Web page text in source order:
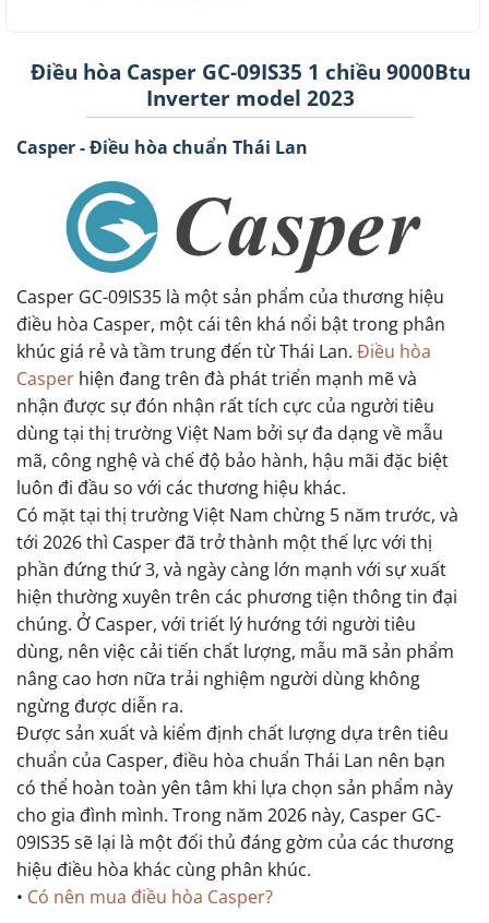
Điều hòa Casper GC-09IS35 1 chiều 9000Btu
Inverter model 2023
Casper - Điều hòa chuẩn Thái Lan
Casper GC-09IS35 là một sản phẩm của thương hiệu
điều hòa Casper, một cái tên khá nổi bật trong phân
khúc giá rẻ và tầm trung đến từ Thái Lan. Điều hòa
Casper hiện đang trên đà phát triển mạnh mẽ và
nhận được sự đón nhận rất tích cực của người tiêu
dùng tại thị trường Việt Nam bởi sự đa dạng về mẫu
mã, công nghệ và chế độ bảo hành, hậu mãi đặc biệt
luôn đi đầu so với các thương hiệu khác.
Có mặt tại thị trường Việt Nam chừng 5 năm trước, và
tới 2026 thì Casper đã trở thành một thế lực với thị
phần đứng thứ 3, và ngày càng lớn mạnh với sự xuất
hiện thường xuyên trên các phương tiện thông tin đại
chúng. Ở Casper, với triết lý hướng tới người tiêu
dùng, nên việc cải tiến chất lượng, mẫu mã sản phẩm
nâng cao hơn nữa trải nghiệm người dùng không
ngừng được diễn ra.
Được sản xuất và kiểm định chất lượng dựa trên tiêu
chuẩn của Casper, điều hòa chuẩn Thái Lan nên bạn
có thể hoàn toàn yên tâm khi lựa chọn sản phẩm này
cho gia đình mình. Trong năm 2026 này, Casper GC-
09IS35 sẽ lại là một đối thủ đáng gờm của các thương
hiệu điều hòa khác cùng phân khúc.
• Có nên mua điều hòa Casper?